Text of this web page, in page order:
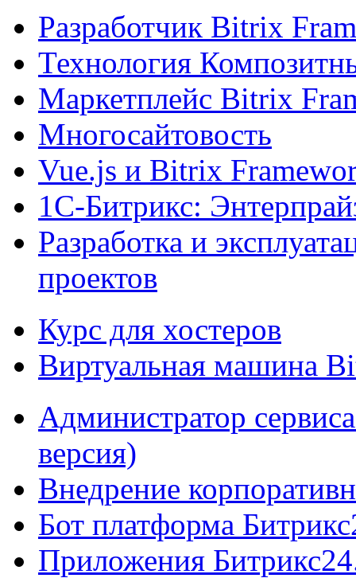
Разработчик Bitrix
Технология
Маркетплейс Bitrix
Многосайтовость
Vue.js и Bitrix
1С-Битрикс:
Разработка и
проектов
Курс для хостеров
Виртуальная машина
Администратор
версия)
Внедрение
Бот платформа
Приложения